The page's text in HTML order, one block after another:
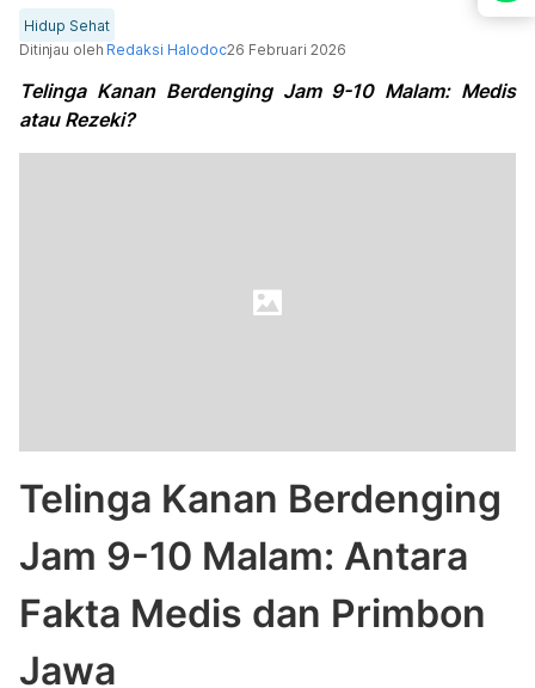
Hidup Sehat
Ditinjau oleh Redaksi Halodoc26 Februari 2026
Telinga Kanan Berdenging Jam 9-10 Malam: Medis
atau Rezeki?
Telinga Kanan Berdenging
Jam 9-10 Malam: Antara
Fakta Medis dan Primbon
Jawa